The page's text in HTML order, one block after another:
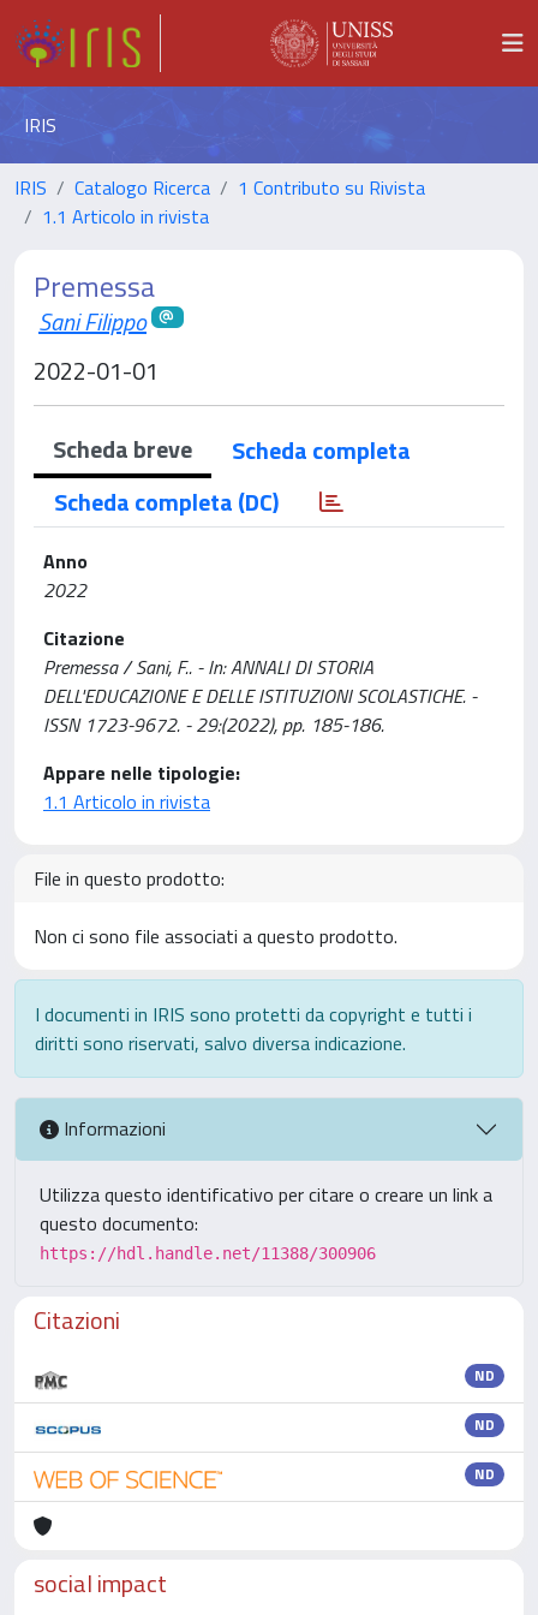
IRIS
IRIS Catalogo Ricerca
1 Contributo su Rivista
1.1 Articolo in rivista
Premessa
Sani Filippo
2022-01-01
Scheda breve
Scheda completa
Scheda completa (DC)
Anno
2022
Citazione
Premessa / Sani, F.. - In: ANNALI DI STORIA
DELL'EDUCAZIONE E DELLE ISTITUZIONI SCOLASTICHE. -
ISSN 1723-9672. - 29:(2022), pp. 185-186.
Appare nelle tipologie:
1.1 Articolo in rivista
File in questo prodotto:
Non ci sono file associati a questo prodotto.
I documenti in IRIS sono protetti da copyright e tutti i
diritti sono riservati, salvo diversa indicazione.
Informazioni
Utilizza questo identificativo per citare o creare un link a
questo documento:
https://hdl.handle.net/11388/300906
Citazioni
ND
ND
ND
social impact